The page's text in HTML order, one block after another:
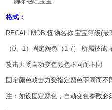
格式：
RECALLMOB 怪物名称 宝宝等级(
（0、1）固定颜色（1-7） 所属技能
攻击力受自动变色颜色不同而不同
固定颜色攻击力受指定颜色不同而不
注：如设固定颜色，自动变色参数必